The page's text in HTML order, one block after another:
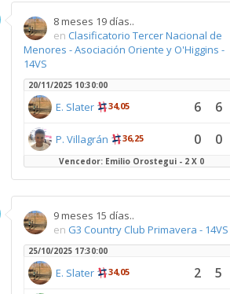
8 meses 19 días..
en Clasificatorio Tercer Nacional de
Menores - Asociación Oriente y O'Higgins -
14VS
20/11/2025 10:30:00
E. Slater 34,05 6 6
P. Villagrán 36,25 0 0
Vencedor: Emilio Orostegui - 2 X 0
9 meses 15 días..
en G3 Country Club Primavera - 14VS
25/10/2025 17:30:00
E. Slater 34,05 2 5